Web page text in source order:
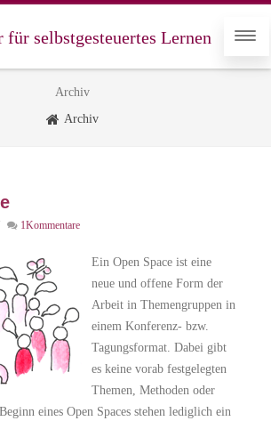
selbstgesteuertes Lernen
Archiv
Archiv
1Kommentare
Ein Open Space ist eine
neue und offene Form der
Arbeit in Themengruppen in
einem Konferenz- bzw.
Tagungsformat. Dabei gibt
es keine vorab festgelegten
Themen, Methoden oder
eines Open Spaces stehen lediglich ein